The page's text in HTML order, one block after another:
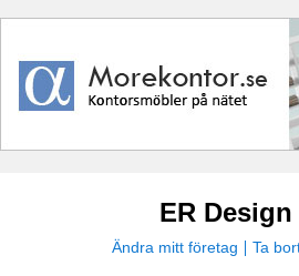
ER Design
Ändra mitt företag Ta